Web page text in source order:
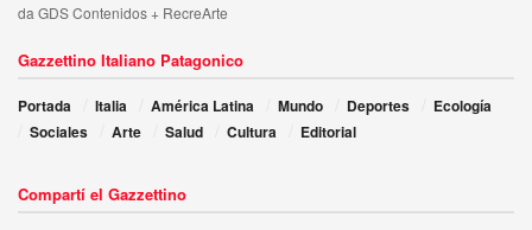
da GDS Contenidos + RecreArte
Gazzettino Italiano Patagonico
Portada Italia América Latina Mundo Deportes
Ecología
Sociales
Arte Salud Cultura Editorial
Compartí el Gazzettino